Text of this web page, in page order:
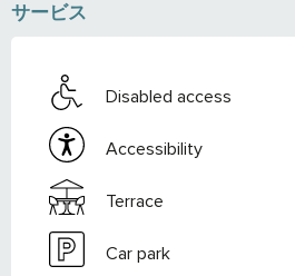
サービス
Disabled access
Accessibility
Terrace
Car park